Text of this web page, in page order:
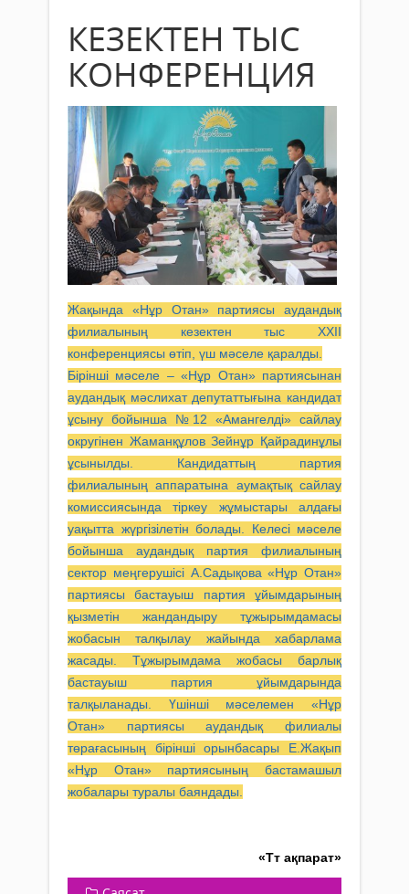
КЕЗЕКТЕН ТЫС
КОНФЕРЕНЦИЯ
Жақында «Нұр Отан» партиясы аудандық
филиалының кезектен тыс ХХІІ
конференциясы өтіп, үш мәселе қаралды.
Бірінші мәселе – «Нұр Отан» партиясынан
аудандық мәслихат депутаттығына кандидат
ұсыну бойынша №12 «Амангелді» сайлау
округінен Жаманқұлов Зейнұр Қайрадинұлы
ұсынылды. Кандидаттың партия
филиалының аппаратына аумақтық сайлау
комиссиясында тіркеу жұмыстары алдағы
уақытта жүргізілетін болады. Келесі мәселе
бойынша аудандық партия филиалының
сектор меңгерушісі А.Садықова «Нұр Отан»
партиясы бастауыш партия ұйымдарының
қызметін жандандыру тұжырымдамасы
жобасын талқылау жайында хабарлама
жасады. Тұжырымдама жобасы барлық
бастауыш партия ұйымдарында
талқыланады. Үшінші мәселемен «Нұр
Отан» партиясы аудандық филиалы
төрағасының бірінші орынбасары Е.Жақып
«Нұр Отан» партиясының бастамашыл
жобалары туралы баяндады.
«Тт ақпарат»